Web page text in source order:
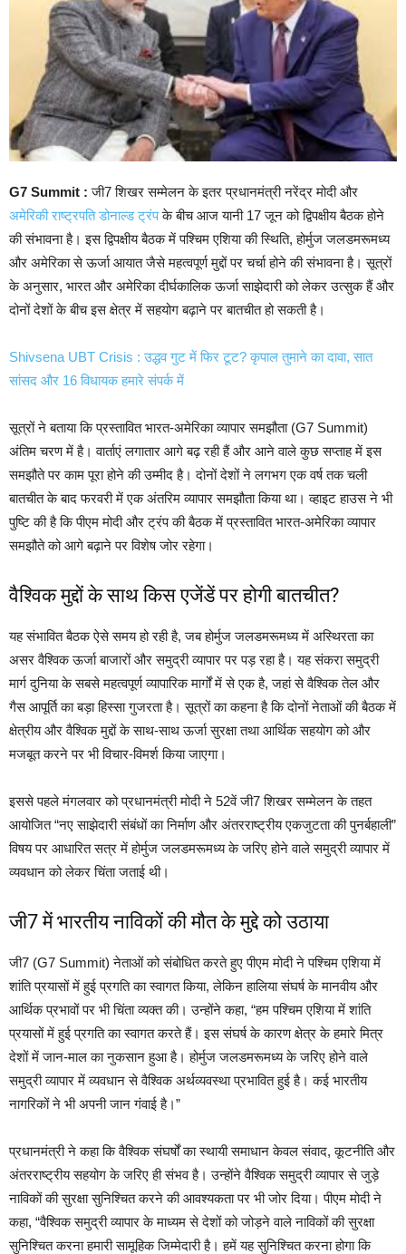
G7 Summit : जी7 शिखर सम्मेलन के इतर प्रधानमंत्री नरेंद्र मोदी और
अमेरिकी राष्ट्रपति डोनाल्ड ट्रंपके बीच आज यानी 17 जून को द्विपक्षीय बैठक होने
की संभावना है। इस द्विपक्षीय बैठक में पश्चिम एशिया की स्थिति, होर्मुज जलडमरूमध्य
और अमेरिका से ऊर्जा आयात जैसे महत्वपूर्ण मुद्दों पर चर्चा होने की संभावना है। सूत्रों
के अनुसार, भारत और अमेरिका दीर्घकालिक ऊर्जा साझेदारी को लेकर उत्सुक हैं और
दोनों देशों के बीच इस क्षेत्र में सहयोग बढ़ाने पर बातचीत हो सकती है।
Shivsena UBT Crisis : उद्धव गुट में फिर टूट? कृपाल तुमाने का दावा, सात
सांसद और 16 विधायक हमारे संपर्क में
सूत्रों ने बताया कि प्रस्तावित भारत-अमेरिका व्यापार समझौता (G7 Summit)
अंतिम चरण में है। वार्ताएं लगातार आगे बढ़ रही हैं और आने वाले कुछ सप्ताह में इस
समझौते पर काम पूरा होने की उम्मीद है। दोनों देशों ने लगभग एक वर्ष तक चली
बातचीत के बाद फरवरी में एक अंतरिम व्यापार समझौता किया था। व्हाइट हाउस ने भी
पुष्टि की है कि पीएम मोदी और ट्रंप की बैठक में प्रस्तावित भारत-अमेरिका व्यापार
समझौते को आगे बढ़ाने पर विशेष जोर रहेगा।
वैश्विक मुद्दों के साथ किस एजेंडें पर होगी बातचीत?
यह संभावित बैठक ऐसे समय हो रही है, जब होर्मुज जलडमरूमध्य में अस्थिरता का
असर वैश्विक ऊर्जा बाजारों और समुद्री व्यापार पर पड़ रहा है। यह संकरा समुद्री
मार्ग दुनिया के सबसे महत्वपूर्ण व्यापारिक मार्गों में से एक है, जहां से वैश्विक तेल और
गैस आपूर्ति का बड़ा हिस्सा गुजरता है। सूत्रों का कहना है कि दोनों नेताओं की बैठक में
क्षेत्रीय और वैश्विक मुद्दों के साथ-साथ ऊर्जा सुरक्षा तथा आर्थिक सहयोग को और
मजबूत करने पर भी विचार-विमर्श किया जाएगा।
इससे पहले मंगलवार को प्रधानमंत्री मोदी ने 52वें जी7 शिखर सम्मेलन के तहत
आयोजित “नए साझेदारी संबंधों का निर्माण और अंतरराष्ट्रीय एकजुटता की पुनर्बहाली”
विषय पर आधारित सत्र में होर्मुज जलडमरूमध्य के जरिए होने वाले समुद्री व्यापार में
व्यवधान को लेकर चिंता जताई थी।
जी7 में भारतीय नाविकों की मौत के मुद्दे को उठाया
जी7 (G7 Summit) नेताओं को संबोधित करते हुए पीएम मोदी ने पश्चिम एशिया में
शांति प्रयासों में हुई प्रगति का स्वागत किया, लेकिन हालिया संघर्ष के मानवीय और
आर्थिक प्रभावों पर भी चिंता व्यक्त की। उन्होंने कहा, “हम पश्चिम एशिया में शांति
प्रयासों में हुई प्रगति का स्वागत करते हैं। इस संघर्ष के कारण क्षेत्र के हमारे मित्र
देशों में जान-माल का नुकसान हुआ है। होर्मुज जलडमरूमध्य के जरिए होने वाले
समुद्री व्यापार में व्यवधान से वैश्विक अर्थव्यवस्था प्रभावित हुई है। कई भारतीय
नागरिकों ने भी अपनी जान गंवाई है।”
प्रधानमंत्री ने कहा कि वैश्विक संघर्षों का स्थायी समाधान केवल संवाद, कूटनीति और
अंतरराष्ट्रीय सहयोग के जरिए ही संभव है। उन्होंने वैश्विक समुद्री व्यापार से जुड़े
नाविकों की सुरक्षा सुनिश्चित करने की आवश्यकता पर भी जोर दिया। पीएम मोदी ने
कहा, “वैश्विक समुद्री व्यापार के माध्यम से देशों को जोड़ने वाले नाविकों की सुरक्षा
सुनिश्चित करना हमारी सामूहिक जिम्मेदारी है। हमें यह सुनिश्चित करना होगा कि